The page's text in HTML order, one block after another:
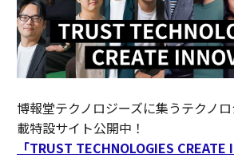
博報堂テクノロジーズに集うテクノ
載特設サイト公開中！
「TRUST TECHNOLOGIES CREATE